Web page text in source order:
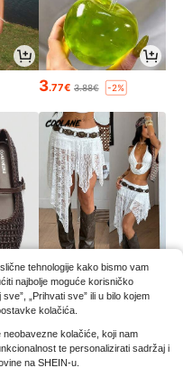
3.77€ 3.88€ -2%
12.86€
tehnologije kako bismo vam
najbolje moguće korisničko
„Prihvati sve” ili u bilo kojem
kolačića.
kolačiće, koji nam
te personalizirati sadržaj i
na SHEIN-u.